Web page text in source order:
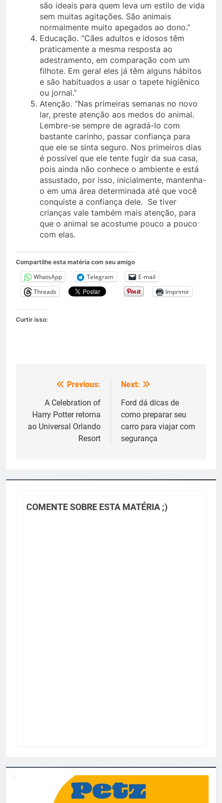
são ideais para quem leva um estilo de vida
sem muitas agitações. São animais
normalmente muito apegados ao dono.”
Educação. “Cães adultos e idosos têm
praticamente a mesma resposta ao
adestramento, em comparação com um
filhote. Em geral eles já têm alguns hábitos
e são habituados a usar o tapete higiênico
ou jornal.”
Atenção. “Nas primeiras semanas no novo
lar, preste atenção aos medos do animal.
Lembre-se sempre de agradá-lo com
bastante carinho, passar confiança para
que ele se sinta seguro. Nos primeiros dias
é possível que ele tente fugir da sua casa,
pois ainda não conhece o ambiente e está
assustado, por isso, inicialmente, mantenha-
o em uma área determinada até que você
conquiste a confiança dele. Se tiver
crianças vale também mais atenção, para
que o animal se acostume pouco a pouco
com elas.
Compartilhe esta matéria com seu amigo
WhatsApp Telegram
E-mail
Threads
Imprimir
Curtir isso:
Navegação
Post
Previous:
A Celebration of
Harry Potter retorna
ao Universal Orlando
Resort
Next:
Ford dá dicas de
como preparar seu
carro para viajar com
segurança
COMENTE SOBRE ESTA MATÉRIA ;)